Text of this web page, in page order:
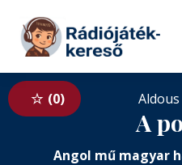
Tovább a tartalomhoz
0
A
Angol mű magyar